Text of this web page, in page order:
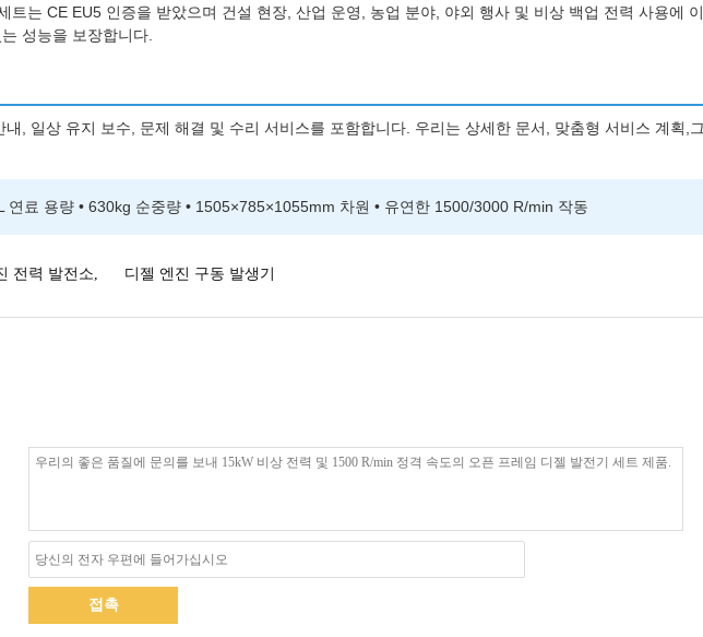
트는 CE EU5 인증을 받았으며 건설 현장, 산업 운영, 농업 분야, 야외 행사 및 비상 백업 전력 사용에
성능을 보장합니다.
, 일상 유지 보수, 문제 해결 및 수리 서비스를 포함합니다. 우리는 상세한 문서, 맞춤형 서비스 계획,
연료 용량 • 630kg 순중량 • 1505×785×1055mm 차원 • 유연한 1500/3000 R/min 작동
전력 발전소, 디젤 엔진 구동 발생기
접촉